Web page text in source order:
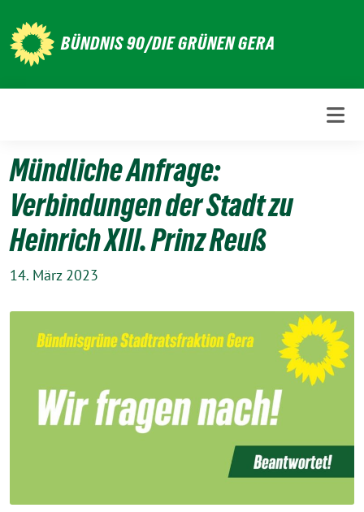
zum
Inhalt
BÜNDNIS 90/DIE GRÜNEN GERA
Mündliche Anfrage:
Verbindungen der Stadt zu
Heinrich XIII. Prinz Reuß
14. März 2023